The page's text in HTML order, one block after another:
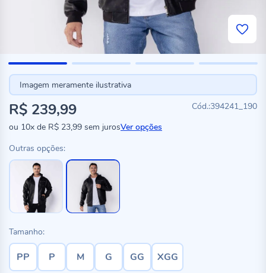
Imagem meramente ilustrativa
394241_190
R$ 239,99
ou 10x de R$ 23,99 sem jurosVer opções
Outras opções:
Tamanho:
PP P M G GG XGG